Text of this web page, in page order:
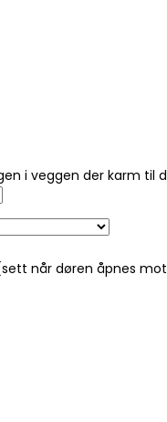
i veggen der karm til
når døren åpnes